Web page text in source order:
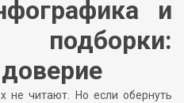
и
подборки:
не читают. Но если обернуть